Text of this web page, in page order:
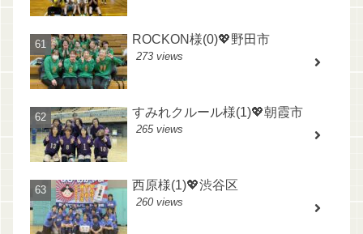
ROCKON様(0)💖野田市
273 views
すみれクルール様(1)💖朝霞市
265 views
西原様(1)💖渋谷区
260 views